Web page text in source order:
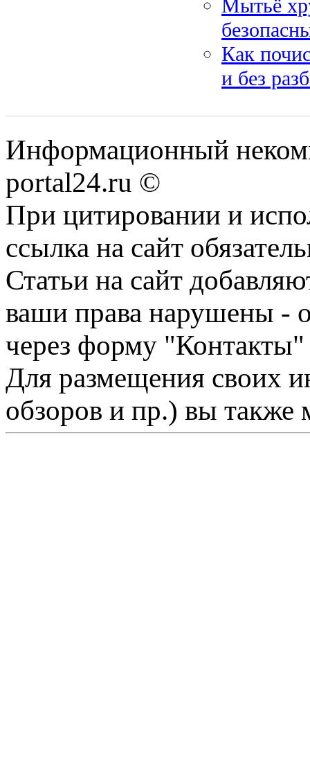
Мытьё
Как
и без
Информационный
portal24.ru ©
При цитировании и
ссылка на сайт
Статьи на сайт
ваши права нарушены -
через форму "Контакты"
Для размещения своих
обзоров и пр.) вы также